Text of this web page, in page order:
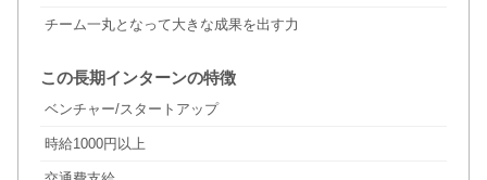
チーム一丸となって大きな成果を出す力
この長期インターンの特徴
ベンチャー/スタートアップ
時給1000円以上